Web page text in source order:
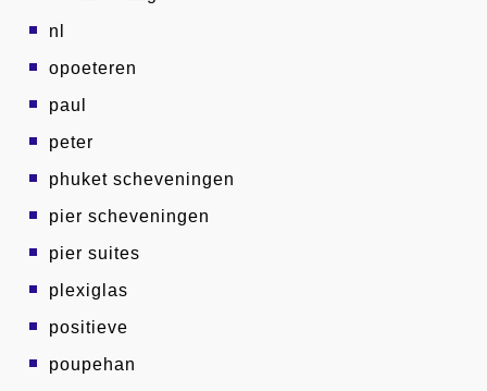
nl
opoeteren
paul
peter
phuket scheveningen
pier scheveningen
pier suites
plexiglas
positieve
poupehan